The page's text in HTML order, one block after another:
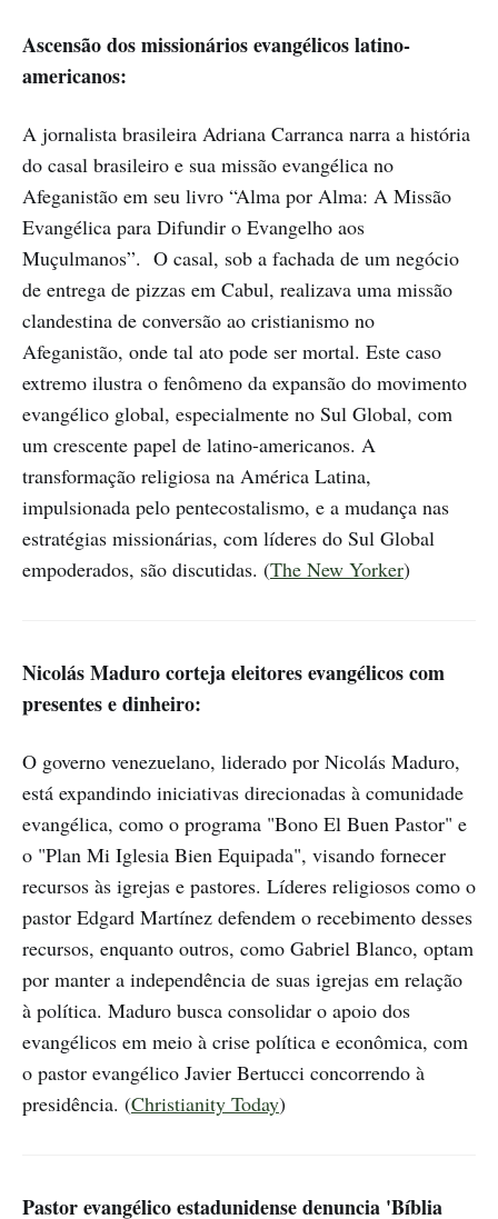
Ascensão dos missionários evangélicos latino-
americanos:
A jornalista brasileira Adriana Carranca narra a história
do casal brasileiro e sua missão evangélica no
Afeganistão em seu livro “Alma por Alma: A Missão
Evangélica para Difundir o Evangelho aos
Muçulmanos”. O casal, sob a fachada de um negócio
de entrega de pizzas em Cabul, realizava uma missão
clandestina de conversão ao cristianismo no
Afeganistão, onde tal ato pode ser mortal. Este caso
extremo ilustra o fenômeno da expansão do movimento
evangélico global, especialmente no Sul Global, com
um crescente papel de latino-americanos. A
transformação religiosa na América Latina,
impulsionada pelo pentecostalismo, e a mudança nas
estratégias missionárias, com líderes do Sul Global
empoderados, são discutidas. (The New Yorker)
Nicolás Maduro corteja eleitores evangélicos com
presentes e dinheiro:
O governo venezuelano, liderado por Nicolás Maduro,
está expandindo iniciativas direcionadas à comunidade
evangélica, como o programa "Bono El Buen Pastor" e
o "Plan Mi Iglesia Bien Equipada", visando fornecer
recursos às igrejas e pastores. Líderes religiosos como o
pastor Edgard Martínez defendem o recebimento desses
recursos, enquanto outros, como Gabriel Blanco, optam
por manter a independência de suas igrejas em relação
à política. Maduro busca consolidar o apoio dos
evangélicos em meio à crise política e econômica, com
o pastor evangélico Javier Bertucci concorrendo à
presidência. (Christianity Today)
Pastor evangélico estadunidense denuncia 'Bíblia